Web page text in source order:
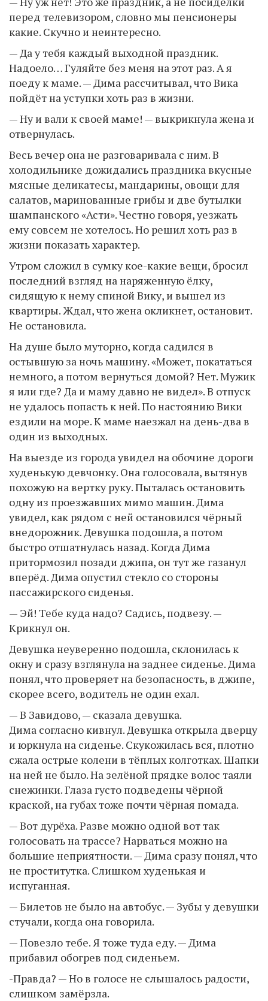
перед телевизором, словно мы пенсионеры
какие. Скучно и неинтересно.
— Да у тебя каждый выходной праздник.
Надоело… Гуляйте без меня на этот раз. А я
поеду к маме. — Дима рассчитывал, что Вика
пойдёт на уступки хоть раз в жизни.
— Ну и вали к своей маме! — выкрикнула жена и
отвернулась.
Весь вечер она не разговаривала с ним. В
холодильнике дожидались праздника вкусные
мясные деликатесы, мандарины, овощи для
салатов, маринованные грибы и две бутылки
шампанского «Асти». Честно говоря, уезжать
ему совсем не хотелось. Но решил хоть раз в
жизни показать характер.
Утром сложил в сумку кое-какие вещи, бросил
последний взгляд на наряженную ёлку,
сидящую к нему спиной Вику, и вышел из
квартиры. Ждал, что жена окликнет, остановит.
Не остановила.
На душе было муторно, когда садился в
остывшую за ночь машину. «Может, покататься
немного, а потом вернуться домой? Нет. Мужик
я или где? Да и маму давно не видел». В отпуск
не удалось попасть к ней. По настоянию Вики
ездили на море. К маме наезжал на день-два в
один из выходных.
На выезде из города увидел на обочине дороги
худенькую девчонку. Она голосовала, вытянув
похожую на вертку руку. Пыталась остановить
одну из проезжавших мимо машин. Дима
увидел, как рядом с ней остановился чёрный
внедорожник. Девушка подошла, а потом
быстро отшатнулась назад. Когда Дима
притормозил позади джипа, он тут же газанул
вперёд. Дима опустил стекло со стороны
пассажирского сиденья.
— Эй! Тебе куда надо? Садись, подвезу. —
Крикнул он.
Девушка неуверенно подошла, склонилась к
окну и сразу взглянула на заднее сиденье. Дима
понял, что проверяет на безопасность, в джипе,
скорее всего, водитель не один ехал.
— В Завидово, — сказала девушка.
Дима согласно кивнул. Девушка открыла дверцу
и юркнула на сиденье. Скукожилась вся, плотно
сжала острые колени в тёплых колготках. Шапки
на ней не было. На зелёной прядке волос таяли
снежинки. Глаза густо подведены чёрной
краской, на губах тоже почти чёрная помада.
— Вот дурёха. Разве можно одной вот так
голосовать на трассе? Нарваться можно на
большие неприятности. — Дима сразу понял, что
не проститутка. Слишком худенькая и
испуганная.
— Билетов не было на автобус. — Зубы у девушки
стучали, когда она говорила.
— Повезло тебе. Я тоже туда еду. — Дима
прибавил обогрев под сиденьем.
-Правда? — Но в голосе не слышалось радости,
слишком замёрзла.